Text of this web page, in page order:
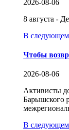
2026-08-06
8 августа -
В
Чтобы
2026-08-06
Активисты
Барышского
В